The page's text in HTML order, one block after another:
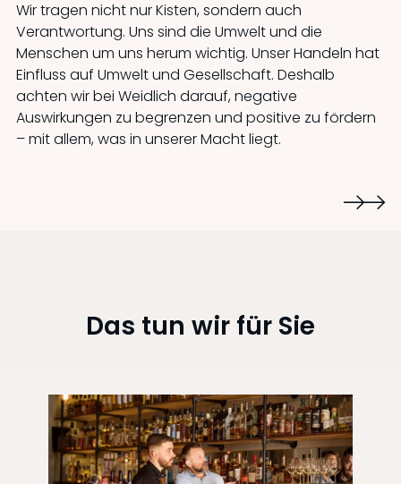
Wir tragen nicht nur Kisten, sondern auch
Verantwortung. Uns sind die Umwelt und die
Menschen um uns herum wichtig. Unser Handeln hat
Einfluss auf Umwelt und Gesellschaft. Deshalb
achten wir bei Weidlich darauf, negative
Auswirkungen zu begrenzen und positive zu fördern
– mit allem, was in unserer Macht liegt.
Das tun wir für Sie